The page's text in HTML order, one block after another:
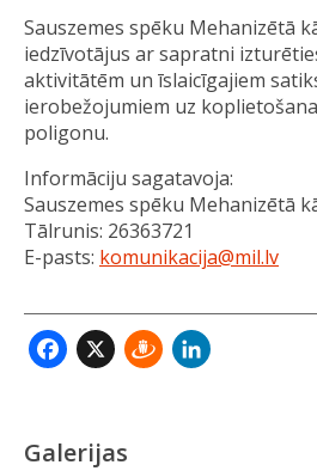
Sauszemes spēku Mehanizētā
iedzīvotājus ar sapratni
aktivitātēm un īslaicīgajiem
ierobežojumiem uz
poligonu.
Informāciju sagatavoja:
Sauszemes spēku Mehanizētā
Tālrunis: 26363721
E-pasts: komunikacija@mil.lv
Facebook
X Draugiem
Galerijas